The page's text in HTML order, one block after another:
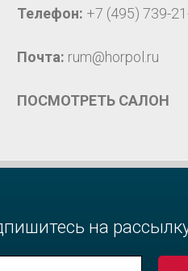
Телефон: +7 (495) 739-
Почта: rum@horpol.ru
ПОСМОТРЕТЬ САЛОН
на